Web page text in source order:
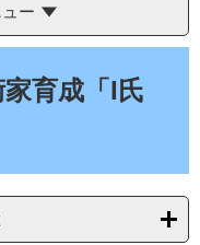
ー
育成「I氏